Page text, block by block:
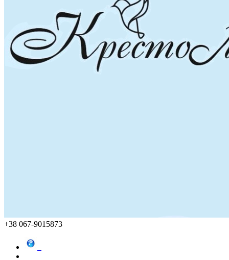
+38 067-9015873